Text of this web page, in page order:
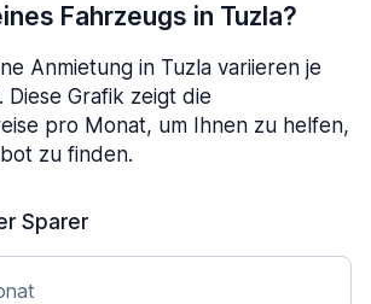
Fahrzeugs in Tuzla?
Anmietung in Tuzla variieren je
Diese Grafik zeigt die
pro Monat, um Ihnen zu helfen,
zu finden.
Sparer